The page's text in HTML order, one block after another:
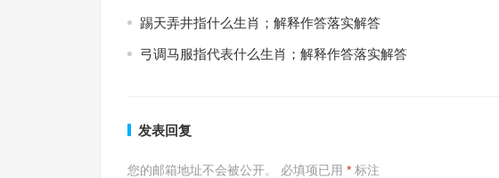
踢天弄井指什么生肖；解释作答落实解答
弓调马服指代表什么生肖；解释作答落实解答
发表回复
您的邮箱地址不会被公开。 必填项已用 * 标注